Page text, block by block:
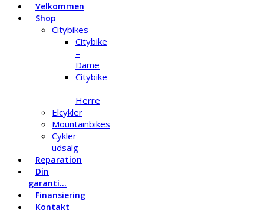
Velkommen
Shop
Citybikes
Citybike
–
Dame
Citybike
–
Herre
Elcykler
Mountainbikes
Cykler
udsalg
Reparation
Din
garanti…
Finansiering
Kontakt